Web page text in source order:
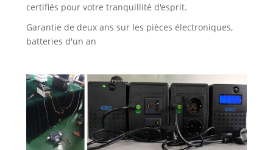
certifiés pour votre tranquillité d'esprit.
Garantie de deux ans sur les pièces électroniques,
batteries d'un an